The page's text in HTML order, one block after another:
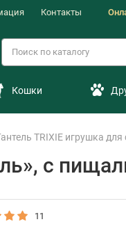
Контакты
Кошки
TRIXIE игрушка
с
11